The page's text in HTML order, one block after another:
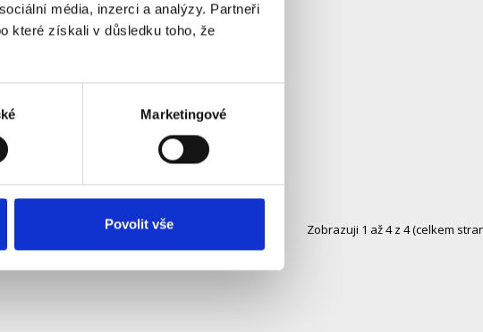
média, inzerci a analýzy. Partneři
které získali v důsledku toho, že
Marketingové
Povolit vše Zobrazuji 1 až 4 z 4 (celkem